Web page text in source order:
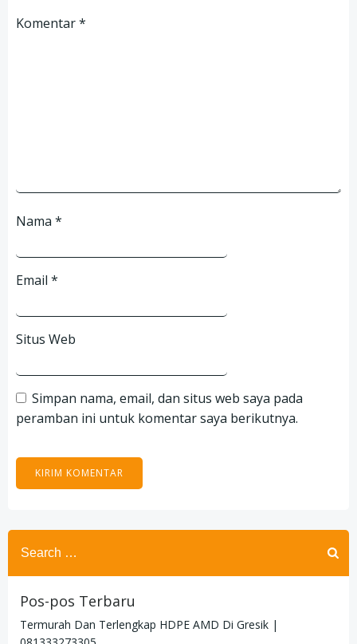
Komentar*
Nama *
Email *
Situs Web
Simpan nama, email, dan situs web saya pada
peramban ini untuk komentar saya berikutnya.
Search
for:
Pos-pos Terbaru
Termurah Dan Terlengkap HDPE AMD Di Gresik |